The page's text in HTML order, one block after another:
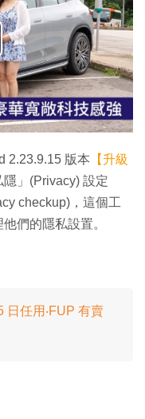
2.23.9.15 版本 【升級
隱」(Privacy) 設定
checkup)，這個工
們的隱私設置。
日任用‧FUP 有賣